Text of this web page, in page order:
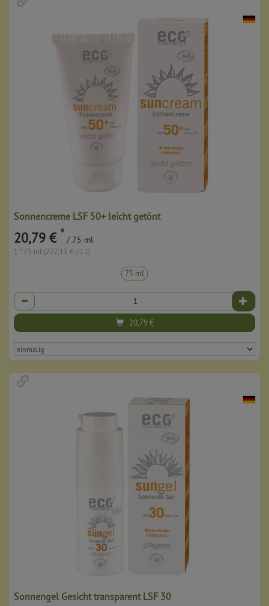
Sonnencreme LSF 50+ leicht getönt
20,79 € * / 75 ml
1 * 75 ml (277,13 € / 1 l)
75 ml
Anzahl
20,79€
Sonnengel Gesicht transparent LSF 30